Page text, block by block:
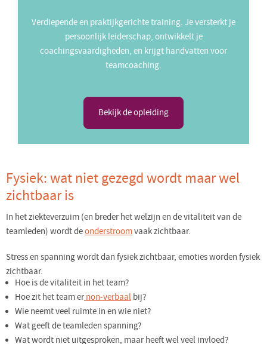
Verdiepende en praktijkgerichte training. Je versterkt je
persoonlijk leiderschap, ontwikkelt je
coachingsvaardigheden, en krijgt handvatten voor
teamcoaching.
Bekijk de opleiding
Fysiek: wat niet gezegd wordt maar wel
zichtbaar is
In het ziekteverzuim (en breder het welzijn en de vitaliteit van de
teamleden) wordt deonderstroomvaak zichtbaar.
Stress en spanning wordt dan fysiek zichtbaar, emoties worden fysiek
zichtbaar.
Hoe is de vitaliteit in het team?
Hoe zit het team ernon-verbaal bij?
Wie neemt veel ruimte in en wie niet?
Wat geeft de teamleden spanning?
Wat wordt niet uitgesproken, maar heeft wel veel invloed?